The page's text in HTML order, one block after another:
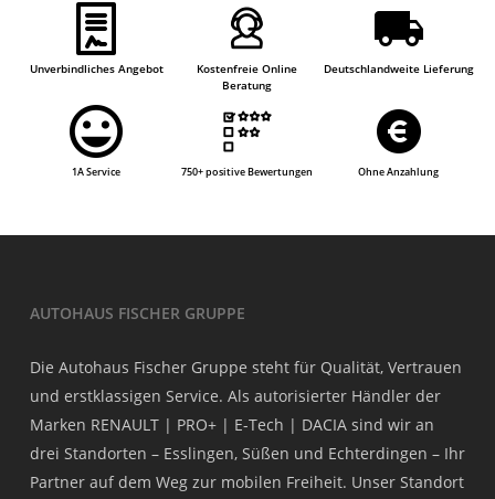
Unverbindliches Angebot
Kostenfreie Online
Beratung
Deutschlandweite Lieferung
1A Service 750+ positive Bewertungen Ohne Anzahlung
AUTOHAUS FISCHER GRUPPE
Die Autohaus Fischer Gruppe steht für Qualität, Vertrauen
und erstklassigen Service. Als autorisierter Händler der
Marken RENAULT | PRO+ | E-Tech | DACIA sind wir an
drei Standorten – Esslingen, Süßen und Echterdingen – Ihr
Partner auf dem Weg zur mobilen Freiheit. Unser Standort